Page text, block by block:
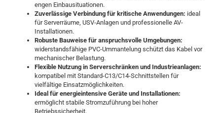
engen Einbausituationen.
Zuverlässige Verbindung für kritische Anwendungen: ideal
für Serverräume, USV-Anlagen und professionelle AV-
Installationen.
Robuste Bauweise für anspruchsvolle Umgebungen:
widerstandsfähige PVC-Ummantelung schützt das Kabel vor
mechanischer Belastung.
Flexible Nutzung in Serverschränken und Industrieanlagen:
kompatibel mit Standard-C13/C14-Schnittstellen für
vielfältige Einsatzmöglichkeiten.
Ideal für energieintensive Geräte und Installationen:
ermöglicht stabile Stromzuführung bei hoher
Betriebssicherheit.